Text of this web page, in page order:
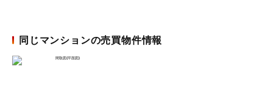
同じマンションの売買物件情報